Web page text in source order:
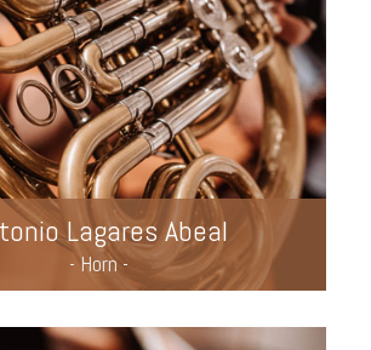
Lagares Abeal
- Horn -